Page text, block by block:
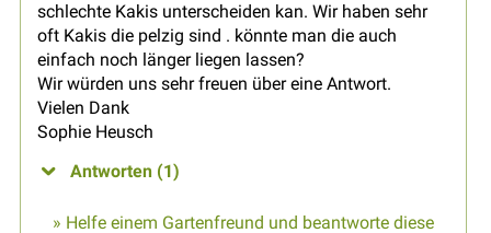
schlechte Kakis unterscheiden kan. Wir haben sehr
oft Kakis die pelzig sind . könnte man die auch
einfach noch länger liegen lassen?
Wir würden uns sehr freuen über eine Antwort.
Vielen Dank
Sophie Heusch
Antworten (1)
» Helfe einem Gartenfreund und beantworte diese